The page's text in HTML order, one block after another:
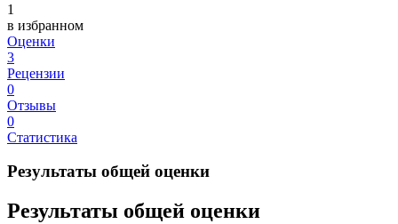
1
в избранном
Оценки
3
Рецензии
0
Отзывы
0
Статистика
Результаты общей оценки
Результаты общей оценки